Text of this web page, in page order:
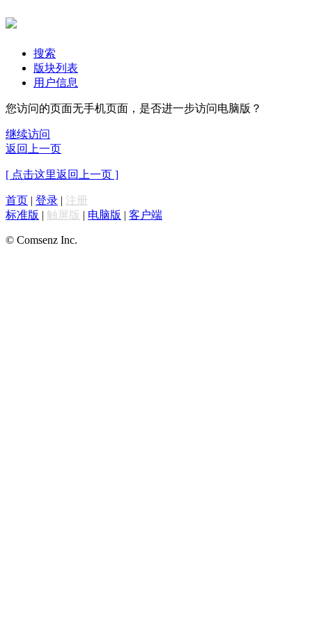
搜索
版块列表
用户信息
您访问的页面无手机页面，是否进一步访问电脑版？
继续访问
返回上一页
[ 点击这里返回上一页 ]
首页 | 登录 | 注册
标准版 | 触屏版 | 电脑版 | 客户端
© Comsenz Inc.